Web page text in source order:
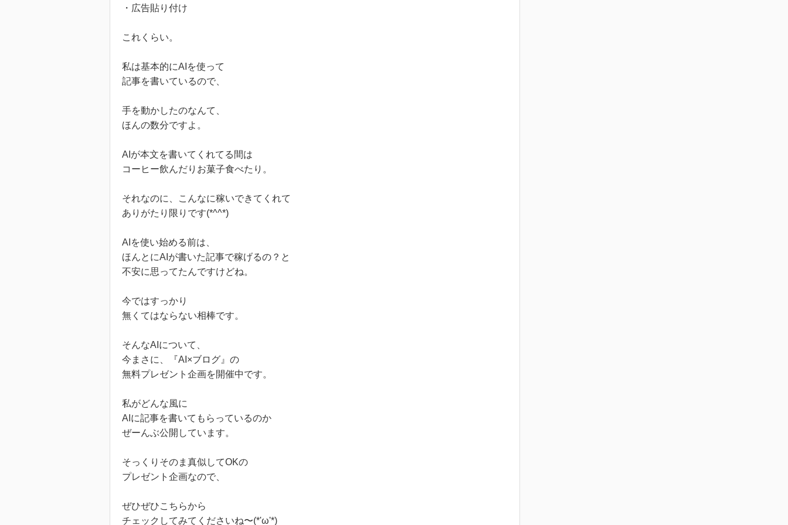
・広告貼り付け
これくらい。
私は基本的にAIを使って
記事を書いているので、
手を動かしたのなんて、
ほんの数分ですよ。
AIが本文を書いてくれてる間は
コーヒー飲んだりお菓子食べたり。
それなのに、こんなに稼いできてくれて
ありがたり限りです(*^^*)
AIを使い始める前は、
ほんとにAIが書いた記事で稼げるの？と
不安に思ってたんですけどね。
今ではすっかり
無くてはならない相棒です。
そんなAIについて、
今まさに、『AI×ブログ』の
無料プレゼント企画を開催中です。
私がどんな風に
AIに記事を書いてもらっているのか
ぜーんぶ公開しています。
そっくりそのま真似してOKの
プレゼント企画なので、
ぜひぜひこちらから
チェックしてみてくださいね〜(*'ω'*)